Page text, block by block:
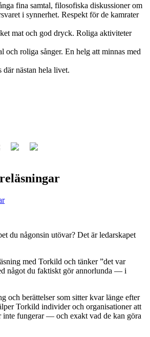
fina samtal, filosofiska diskussioner om
i synnerhet. Respekt för de kamrater
mat och god dryck. Roliga aktiviteter
och roliga sånger. En helg att minnas med
nästan hela livet.
du någonsin utövar? Det är ledarskapet
med Torkild och tänker ”det var
något du faktiskt gör annorlunda — i
och berättelser som sitter kvar länge efter
Torkild individer och organisationer att
inte fungerar — och exakt vad de kan göra